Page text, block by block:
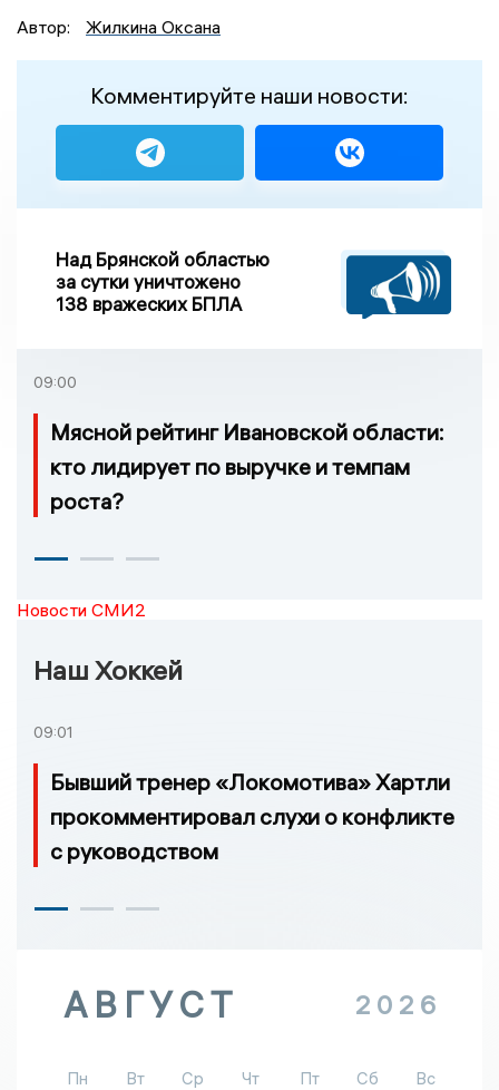
Автор:
Жилкина Оксана
Комментируйте наши новости:
Над Брянской областью
за сутки уничтожено
138 вражеских БПЛА
09:00
Мясной рейтинг Ивановской области:
кто лидирует по выручке и темпам
роста?
Новости СМИ2
Наш Хоккей
09:01
Бывший тренер «Локомотива» Хартли
прокомментировал слухи о конфликте
с руководством
АВГУСТ 2026
Пн Вт Ср Чт Пт Сб
Вс